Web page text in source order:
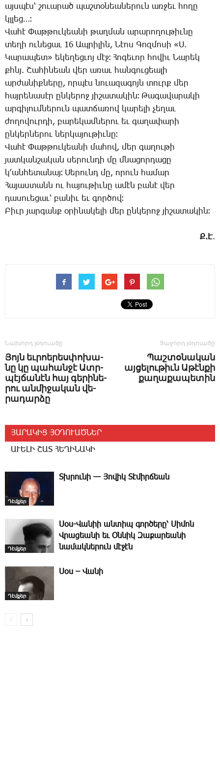
այս­պէս՝ շո­ւա­րած պաշ­տօ­նեա­նե­րուն առ­ջեւ հո­ղը
կլլեց…։
­Վա­հէ ­Փաթ­թու­կեա­նի թաղ­ման ա­րա­րո­ղու­թիւ­նը
տե­ղի ու­նե­ցաւ 16 Ապ­րի­լին, ­Նէոս ­Գոզ­մո­սի «Ս.
­Կա­րա­պետ» ե­կե­ղեց­ւոյ մէջ։ ­Հո­գե­ւոր հո­վիւ ­Նա­րեկ
քհնյ. ­Շա­հի­նեան վեր ա­ռաւ հան­գու­ցեա­լի
ար­ժա­նիք­նե­րը, որ­պէս նո­ւա­զա­գոյն տուրք մեր
հայ­րե­նա­սէր ըն­կե­րոջ յի­շա­տա­կին։ ­Թա­գա­վա­րա­կի
ար­գի­լում­նե­րուն պատ­ճա­ռով կա­րե­լի չե­ղաւ
ժո­ղո­վուր­դի, բա­րե­կամ­նե­րու եւ գա­ղա­փա­րի
ըն­կեր­նե­րու ներ­կա­յու­թիւ­նը։
­Վա­հէ ­Փաթ­թու­կեա­նի մա­հով, մեր գա­ղու­թի
յատ­կան­շա­կան սե­րուն­դի մը մնա­ցոր­դա­ցը
կ­՚ան­հե­տա­նայ։ ­Սե­րունդ մը, ո­րուն հա­մար
­Հա­յաս­տանն ու հա­յու­թիւ­նը ա­մէն բա­նէ վեր
դա­սո­ւե­ցաւ՝ բա­նիւ եւ գոր­ծով։
­Բիւր յար­գանք օ­րի­նա­կե­լի մեր ըն­կե­րոջ յի­շա­տա­կին։
Ք.Է.
Նախորդ յօդուածը
­Յոյն եւ­րոե­րես­փո­խա­
նը կը պա­հան­ջէ Ատր­
պէյ­ճա­նէն հայ գե­րի­նե­
րու ան­մի­ջա­կան վե­
րա­դար­ձը
Յաջորդ յօդուածը
Պաշտօնական
այցելութիւն Աթէնքի
քաղաքապետին
ՅԱՐԱԿԻՑ ՅՕԴՈՒԱԾՆԵՐ
ԱՒԵԼԻ ՇԱՏ ՀԵՂԻՆԱԿԻ
Դէմքեր
­Տխրունի — Յովիկ Տէմիրճեան
Դէմքեր
­Սօս-­Վանիի անտիպ գործերը՝ Սիմոն
Վրացեանի եւ Օննիկ Զաքարեանի
նամակներուն մէջէն
Դէմքեր
­Սօս – ­Վա­նի